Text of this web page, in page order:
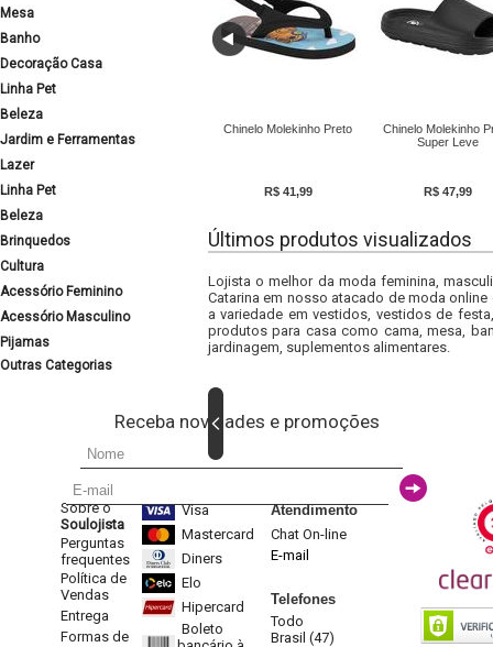
Mesa
Banho
Decoração Casa
Linha Pet
Beleza
Jardim e Ferramentas
Lazer
Linha Pet
Beleza
Brinquedos
Cultura
Acessório Feminino
Acessório Masculino
Pijamas
Outras Categorias
Chinelo Molekinho Preto
R$ 41,99
Chinelo Molekinho
Super Leve
R$ 47,99
Últimos produtos visualizados
Lojista o melhor da moda feminina,
Catarina em nosso atacado de moda
a variedade em vestidos, vestidos de
produtos para casa como cama, mesa,
jardinagem, suplementos alimentares.
Receba novidades e promoções
Sobre o
Soulojista
Perguntas
frequentes
Política de
Vendas
Entrega
Formas de
Visa
Mastercard
Diners
Elo
Hipercard
Boleto
Atendimento
Chat On-line
E-mail
Telefones
Todo
Brasil (47)